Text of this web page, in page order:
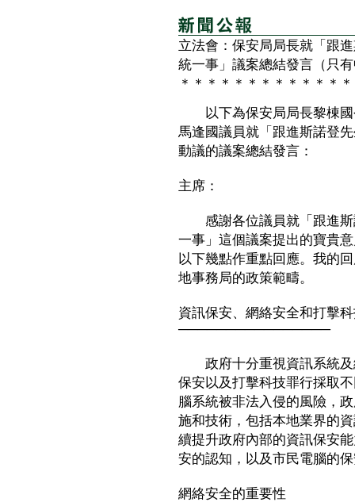
立法會：保安局局長就「跟
統一事」議案總結發言（只
＊＊＊＊＊＊＊＊＊＊＊＊
以下為保安局局長黎棟國
馬逢國議員就「跟進斯諾登
動議的議案總結發言：
主席：
感謝各位議員就「跟進斯
一事」這個議案提出的寶貴
以下幾點作重點回應。我的
地事務局的政策範疇。
資訊保安、網絡安全和打擊
────────────────
政府十分重視資訊系統及
保安以及打擊科技罪行採取
腦系統被非法入侵的風險，
施和技術，包括本地業界的
續提升政府內部的資訊保安
安的認知，以及市民電腦的
網絡安全的重要性